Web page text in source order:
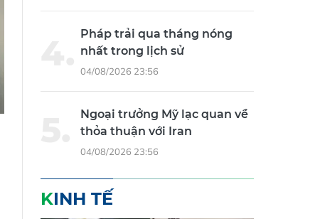
Pháp trải qua tháng nóng
nhất trong lịch sử
04/08/2026 23:56
Ngoại trưởng Mỹ lạc quan về
thỏa thuận với Iran
04/08/2026 23:56
KINH TẾ